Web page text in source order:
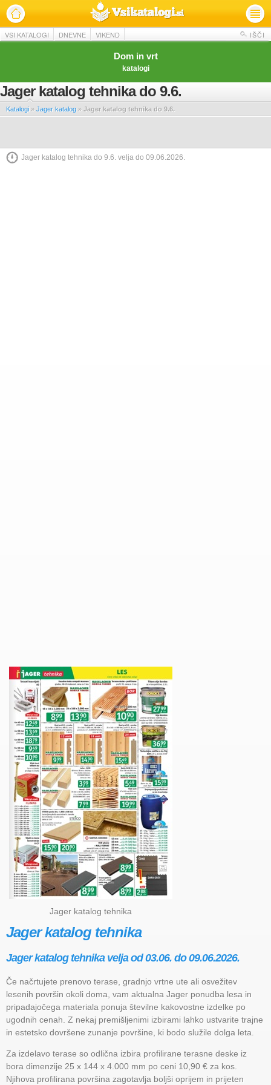
VSI KATALOGI DNEVNE VIKEND IŠČI
Dom in vrt
katalogi
Jager katalog tehnika do 9.6.
Katalogi » Jager katalog » Jager katalog tehnika do 9.6.
Jager katalog tehnika do 9.6. velja do 09.06.2026.
Jager katalog tehnika
Jager katalog tehnika
Jager katalog tehnika velja od 03.06. do 09.06.2026.
Če načrtujete prenovo terase, gradnjo vrtne ute ali osvežitev
lesenih površin okoli doma, vam aktualna Jager ponudba lesa in
pripadajočega materiala ponuja številne kakovostne izdelke po
ugodnih cenah. Z nekaj premišljenimi izbirami lahko ustvarite trajne
in estetsko dovršene zunanje površine, ki bodo služile dolga leta.
Za izdelavo terase so odlična izbira profilirane terasne deske iz
bora dimenzije 25 x 144 x 4.000 mm po ceni 10,90 € za kos.
Njihova profilirana površina zagotavlja boljši oprijem in prijeten